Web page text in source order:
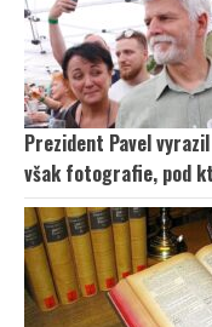
Prezident Pavel
však fotografie, pod